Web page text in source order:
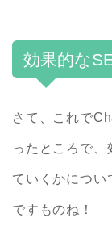
効果的な
さて、これで
ったところで、
ていくかについ
ですものね！